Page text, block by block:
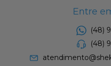
Entre
(48)
(48)